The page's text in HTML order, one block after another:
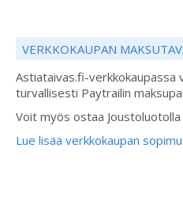
VERKKOKAUPAN
Astiataivas.fi-verkkokaupassa
turvallisesti Paytrailin
Voit myös ostaa
Lue lisää verkkokaupan